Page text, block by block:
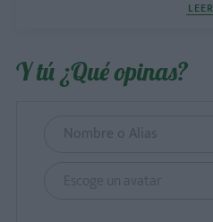
LEER
Y tú ¿Qué opinas?
Escoge un avatar